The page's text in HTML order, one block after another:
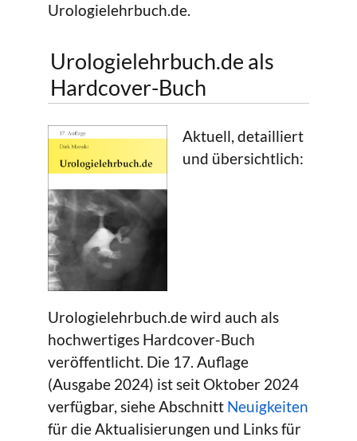
Urologielehrbuch.de.
Urologielehrbuch.de als
Hardcover-Buch
Aktuell, detailliert
und übersichtlich:
Urologielehrbuch.de wird auch als
hochwertiges Hardcover-Buch
veröffentlicht. Die 17. Auflage
(Ausgabe 2024) ist seit Oktober 2024
verfügbar, siehe Abschnitt Neuigkeiten
für die Aktualisierungen und Links für